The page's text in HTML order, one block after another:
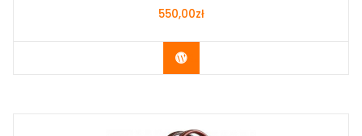
550,00zł
Buy Now